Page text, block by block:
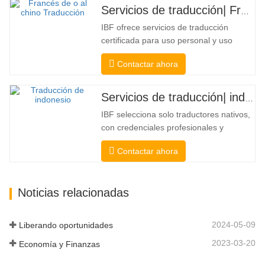
presentación a colegios, tribunales y
varios gobiernos municipales, estatales
y federales, este tipo de traducción...
IBF ofrece servicios de traducción
certificada para uso personal y uso
oficial de universidades, tribunales y
muchos gobiernos locales. Nosotros
credenciales profesionales y
académicas comprobadas. Antes de
obtener la certificación, los
probaremos...
Contactar ahora
IBF selecciona solo traductores nativos,
con credenciales profesionales y
académicas comprobadas. Antes de
obtener la certificación, los probaremos
acuerdo con los estándares de calidad
Contactar ahora
Noticias relacionadas
Liberando oportunidades 2024-05-09
Economía y Finanzas 2023-03-20